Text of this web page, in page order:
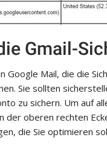
Gmail-
Google Mail, die die
Sie sollten
zu sichern. Um auf
der oberen rechten
die Sie optimieren